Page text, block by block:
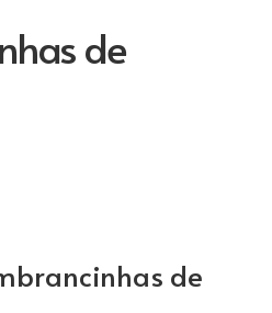
de
de